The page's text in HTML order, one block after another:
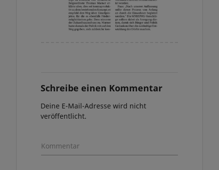
Schreibe einen Kommentar
Deine E-Mail-Adresse wird nicht
veröffentlicht.
Kommentar